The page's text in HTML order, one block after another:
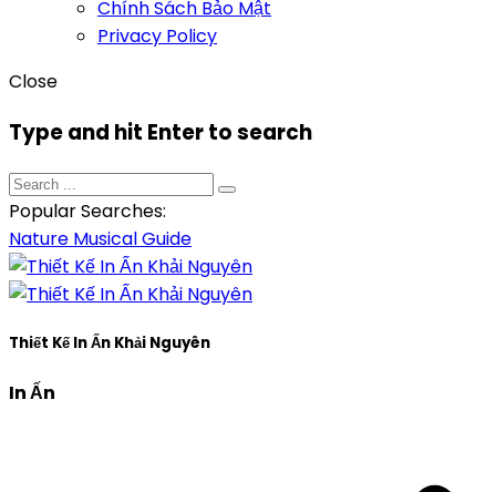
Chính Sách Bảo Mật
Privacy Policy
Close
Type and hit Enter to search
Popular Searches:
Nature MusicalGuide
Thiết Kế In Ấn Khải Nguyên
In Ấn